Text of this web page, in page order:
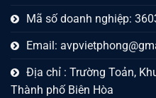
Mã số doanh nghiệp:
Email:
Địa chỉ : Trường Toản,
Thành phố Biên Hòa